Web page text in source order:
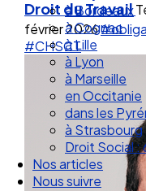
à Bordeaux
à Cognac
à Lille
à Lyon
à Marseille
en Occitanie
dans les
à Strasbourg
Droit Social :
Nos articles
Nous suivre
Droit du Travail
février 2026
#CHSCT